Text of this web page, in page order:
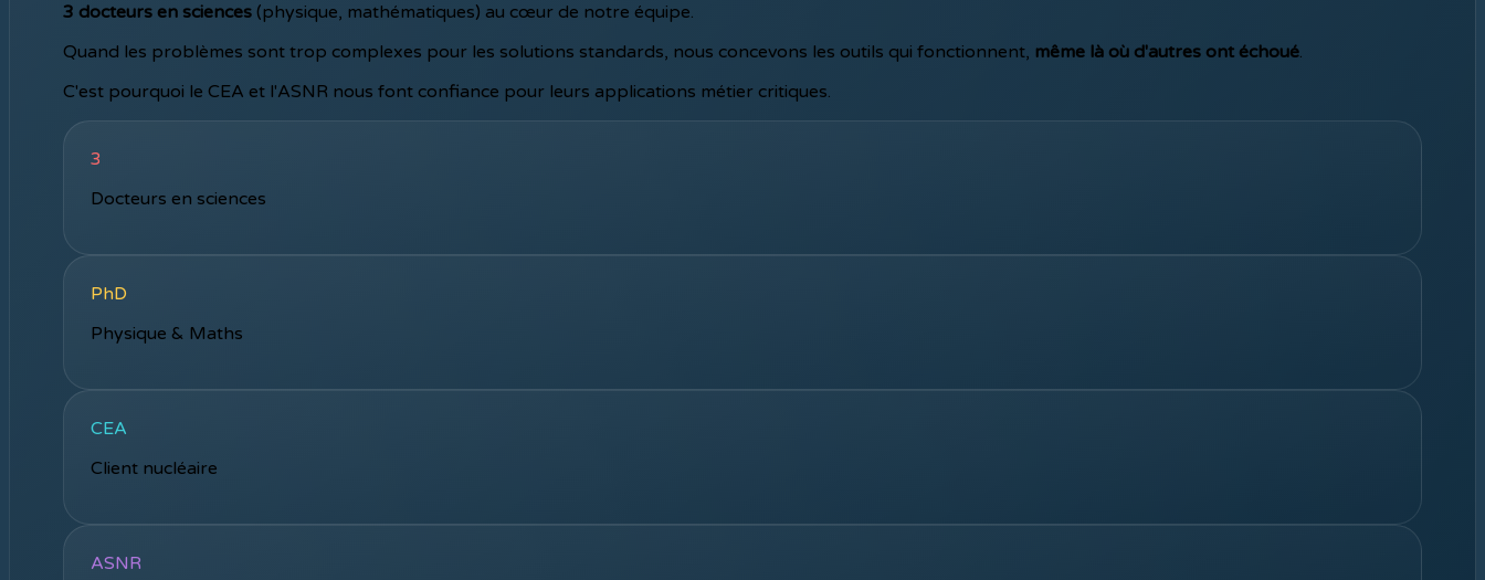
3 docteurs en sciences (physique, mathématiques) au cœur de notre équipe.
Quand les problèmes sont trop complexes pour les solutions standards, nous concevons les outils qui fonctionnent, même là où d'autres ont échoué.
C'est pourquoi le CEA et l'ASNR nous font confiance pour leurs applications métier critiques.
3
Docteurs en sciences
PhD
Physique & Maths
CEA
Client nucléaire
ASNR